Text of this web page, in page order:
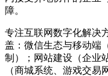
障。
专注互联网数字化解决
盖：微信生态与移动端
制）；网站建设（企业
（商城系统、游戏交